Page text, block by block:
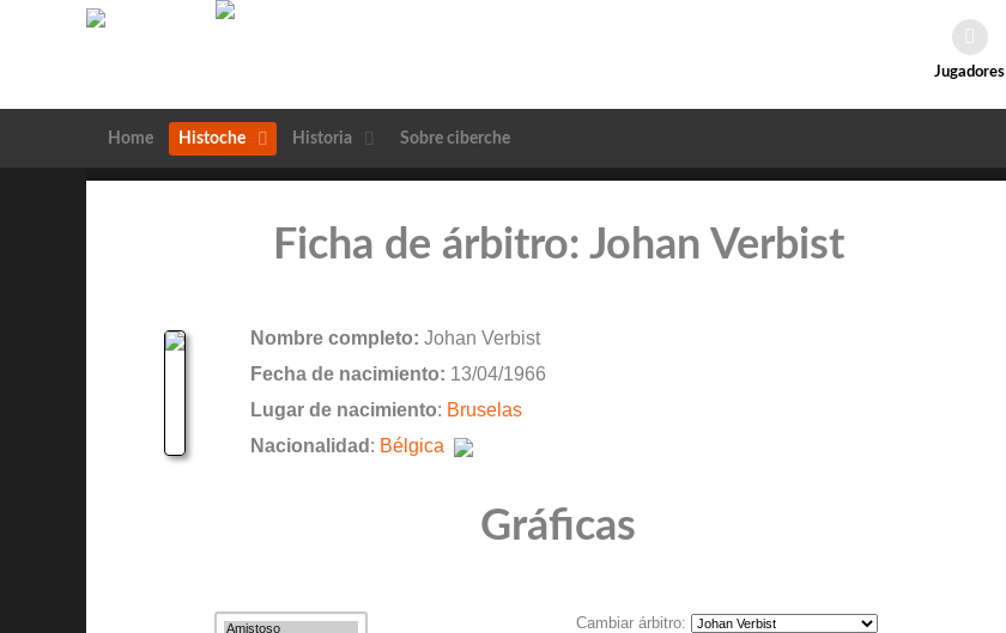
Jugadores
Home Histoche Historia Sobre ciberche
Ficha de árbitro: Johan Verbist
Nombre completo: Johan Verbist
Fecha de nacimiento: 13/04/1966
Lugar de nacimiento: Bruselas
Nacionalidad : Bélgica
Gráficas
Cambiar árbitro: